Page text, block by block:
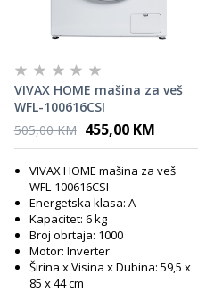
VIVAX HOME mašina za veš
WFL-100616CSI
505,00 KM 455,00 KM
VIVAX HOME mašina za veš
WFL-100616CSI
Energetska klasa: A
Kapacitet: 6 kg
Broj obrtaja: 1000
Motor: Inverter
Širina x Visina x Dubina: 59,5 x
85 x 44 cm